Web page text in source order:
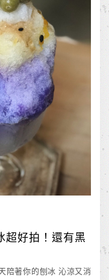
超好拍！還有黑
陪著你的刨冰 沁涼又消